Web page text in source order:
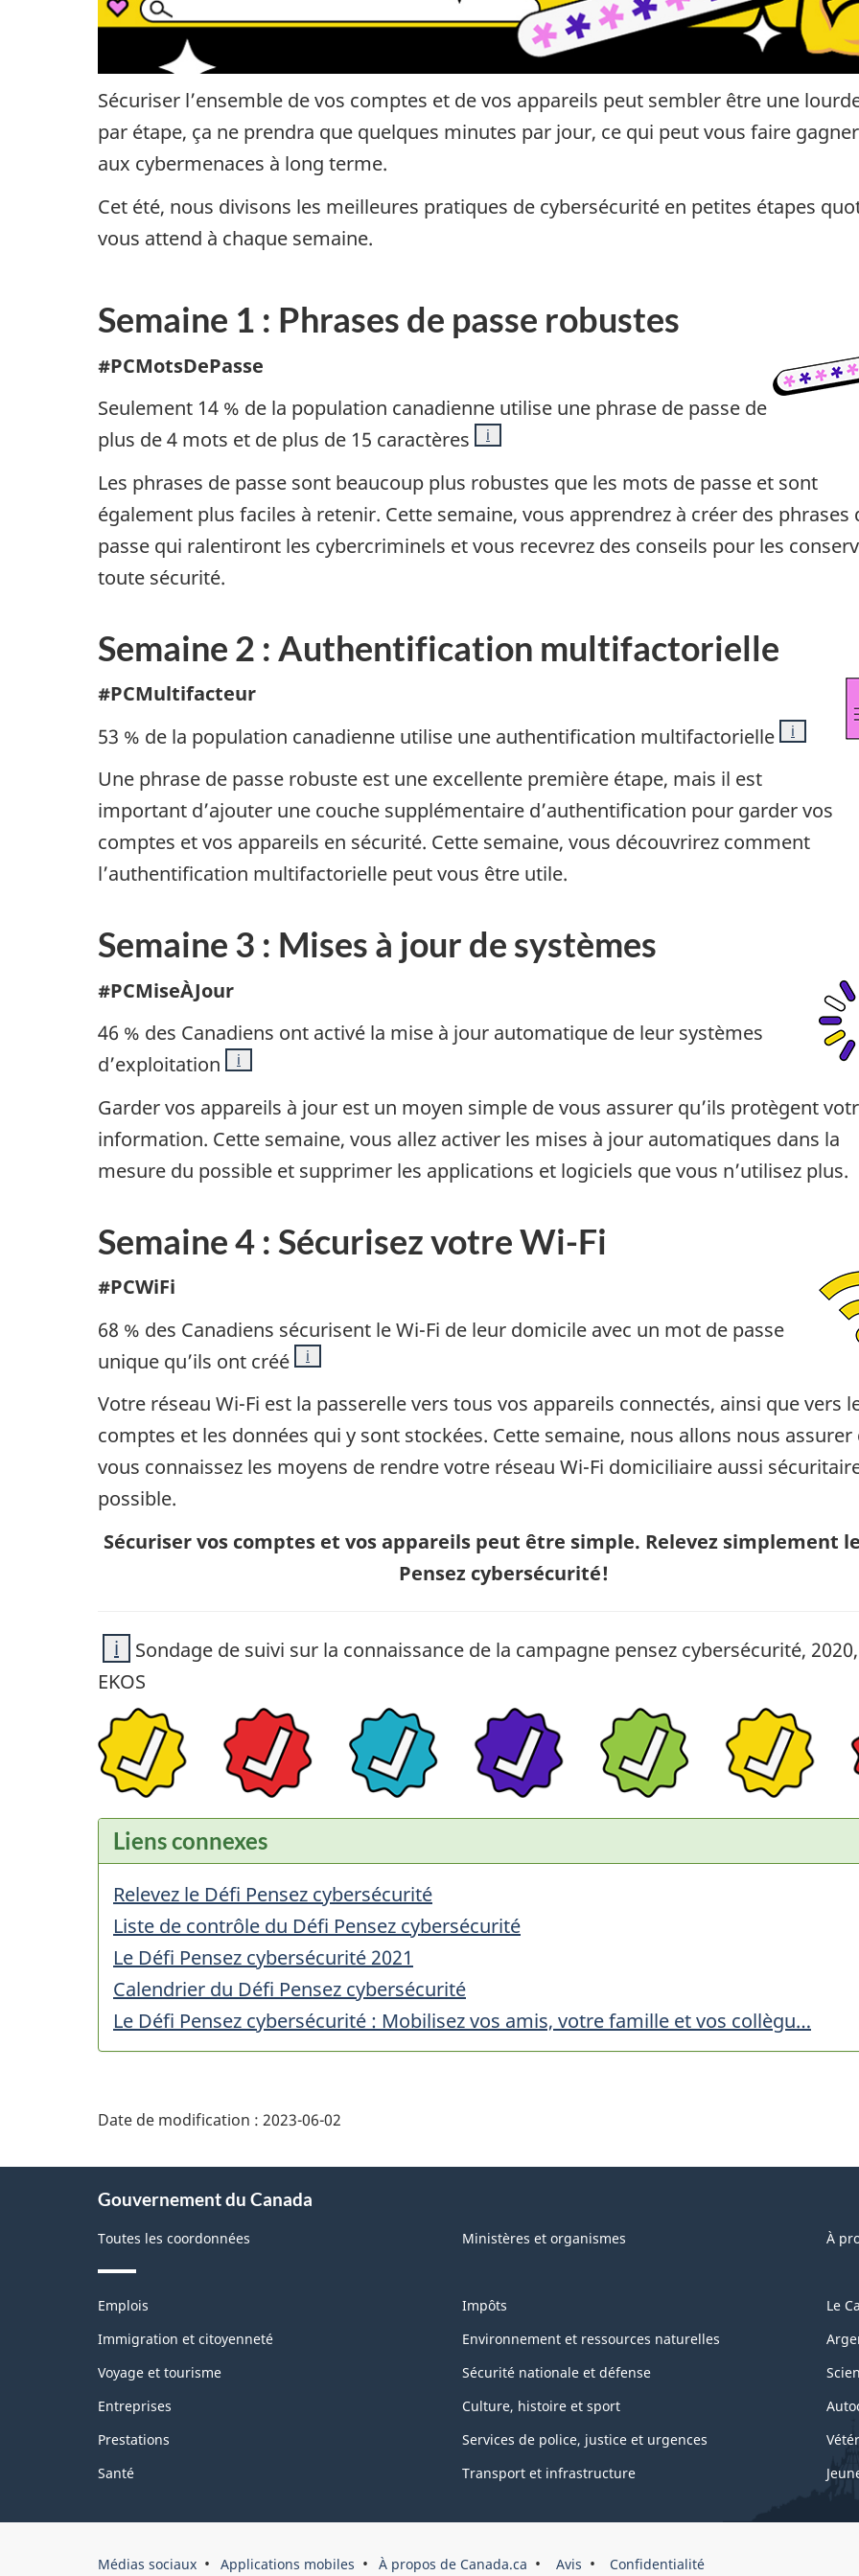
Sécuriser l’ensemble de vos comptes et de vos appareils peut sembler être une
par étape, ça ne prendra que quelques minutes par jour, ce qui peut vous faire
aux cybermenaces à long terme.
Cet été, nous divisons les meilleures pratiques de cybersécurité en petites étapes
vous attend à chaque semaine.
Semaine 1 : Phrases de passe robustes
#PCMotsDePasse
Seulement 14 % de la population canadienne utilise une phrase de passe de
plus de 4 mots et de plus de 15 caractères
Note
i
Les phrases de passe sont beaucoup plus robustes que les mots de passe et sont
également plus faciles à retenir. Cette semaine, vous apprendrez à créer des phrases
passe qui ralentiront les cybercriminels et vous recevrez des conseils pour les
toute sécurité.
Semaine 2 : Authentification multifactorielle
#PCMultifacteur
53 % de la population canadienne utilise une authentification multifactorielle
Note
i
Une phrase de passe robuste est une excellente première étape, mais il est
important d’ajouter une couche supplémentaire d’authentification pour garder vos
comptes et vos appareils en sécurité. Cette semaine, vous découvrirez comment
l’authentification multifactorielle peut vous être utile.
Semaine 3 : Mises à jour de systèmes
#PCMiseÀJour
46 % des Canadiens ont activé la mise à jour automatique de leur systèmes
d’exploitation
Note
i
Garder vos appareils à jour est un moyen simple de vous assurer qu’ils protègent
information. Cette semaine, vous allez activer les mises à jour automatiques dans la
mesure du possible et supprimer les applications et logiciels que vous n’utilisez plus.
Semaine 4 : Sécurisez votre Wi-Fi
#PCWiFi
68 % des Canadiens sécurisent le Wi-Fi de leur domicile avec un mot de passe
unique qu’ils ont créé
Note
i
Votre réseau Wi-Fi est la passerelle vers tous vos appareils connectés, ainsi que vers
comptes et les données qui y sont stockées. Cette semaine, nous allons nous assurer
vous connaissez les moyens de rendre votre réseau Wi-Fi domiciliaire aussi
possible.
Sécuriser vos comptes et vos appareils peut être simple. Relevez simplement
Pensez cybersécurité!
i
Sondage de suivi sur la connaissance de la campagne pensez cybersécurité, 2020,
EKOS
Liens connexes
Relevez le Défi Pensez cybersécurité
Liste de contrôle du Défi Pensez cybersécurité
Le Défi Pensez cybersécurité 2021
Calendrier du Défi Pensez cybersécurité
Le Défi Pensez cybersécurité : Mobilisez vos amis, votre famille et vos collègu…
Date de modification : 2023-06-02
Gouvernement du Canada
Toutes les coordonnées Ministères et organismes À
Thèmes
sujets
Emplois
Immigration et citoyenneté
Voyage et tourisme
Entreprises
Prestations
Santé
Impôts
Environnement et ressources naturelles
Sécurité nationale et défense
Culture, histoire et sport
Services de police, justice et urgences
Transport et infrastructure
Le
Organisation
Médias sociaux Applications mobiles À propos de Canada.ca Avis Confidentialité